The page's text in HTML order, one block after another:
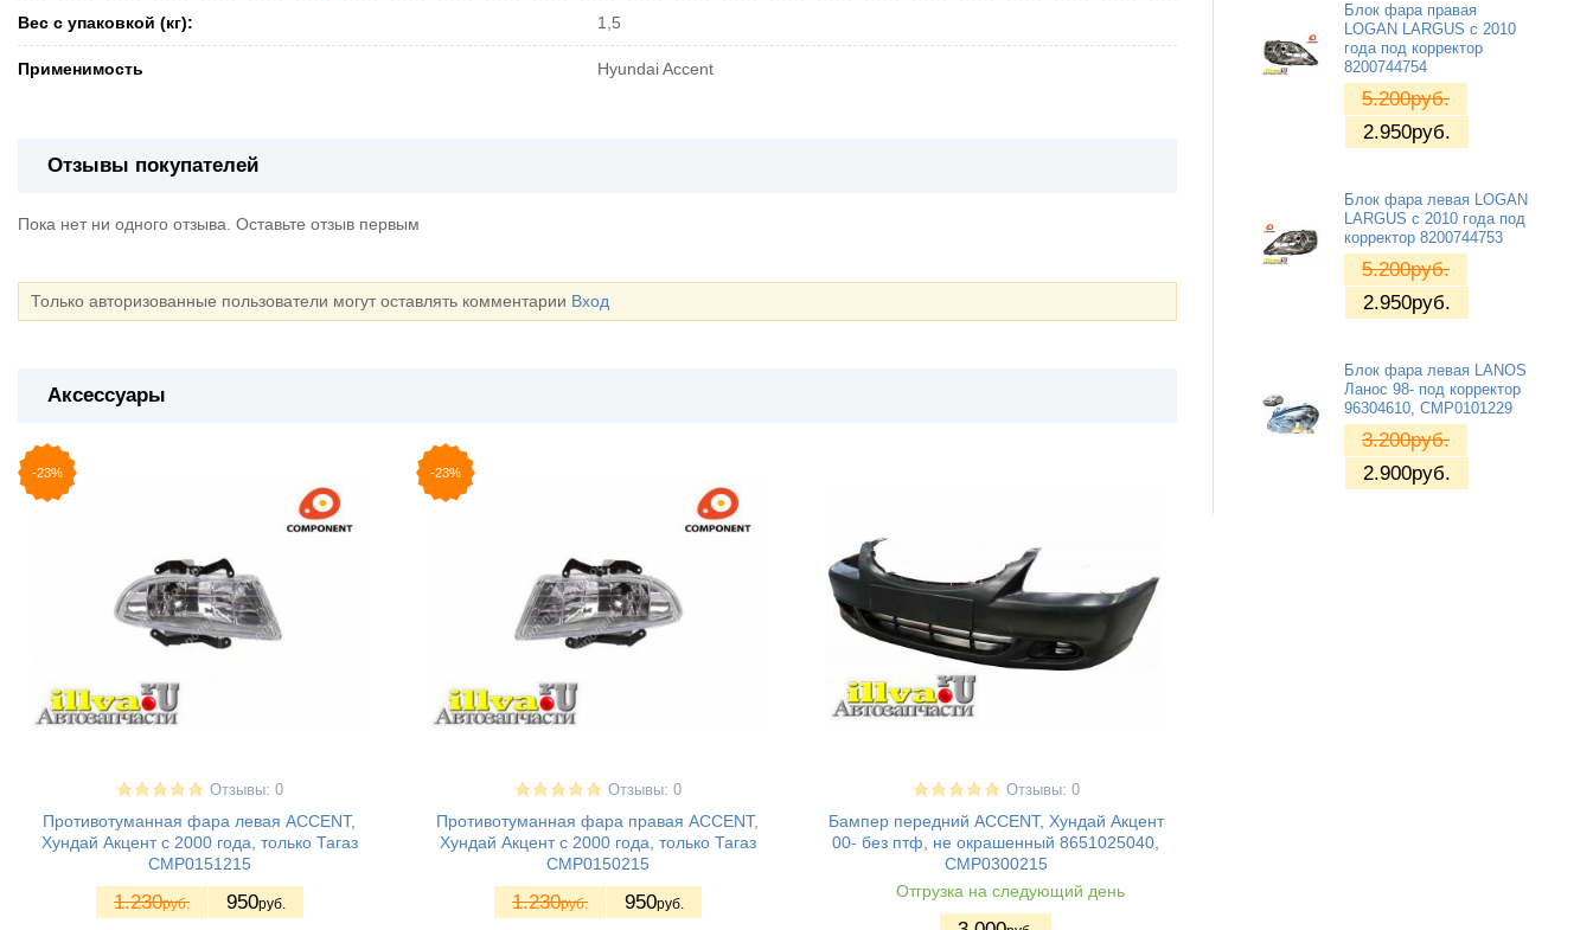
Вес с упаковкой (кг): 1,5
Применимость Hyundai Accent
Отзывы покупателей
Пока нет ни одного отзыва. Оставьте отзыв первым
Только авторизованные пользователи могут оставлять комментарии Вход
Аксессуары
-23%
Отзывы: 0
Противотуманная фара левая ACCENT,
Хундай Акцент с 2000 года, только Тагаз
CMP0151215
1.230руб. 950руб.
-23%
Отзывы: 0
Противотуманная фара правая ACCENT,
Хундай Акцент с 2000 года, только Тагаз
CMP0150215
1.230руб. 950руб.
Отзывы: 0
Бампер передний ACCENT, Хундай Акцент
00- без птф, не окрашенный 8651025040,
CMP0300215
Отгрузка на следующий день
Блок фара правая
LOGAN LARGUS с 2010
года под корректор
8200744754
5.200руб.
2.950руб.
Блок фара левая LOGAN
LARGUS с 2010 года под
корректор 8200744753
5.200руб.
2.950руб.
Блок фара левая LANOS
Ланос 98- под корректор
96304610, CMP0101229
3.200руб.
2.900руб.